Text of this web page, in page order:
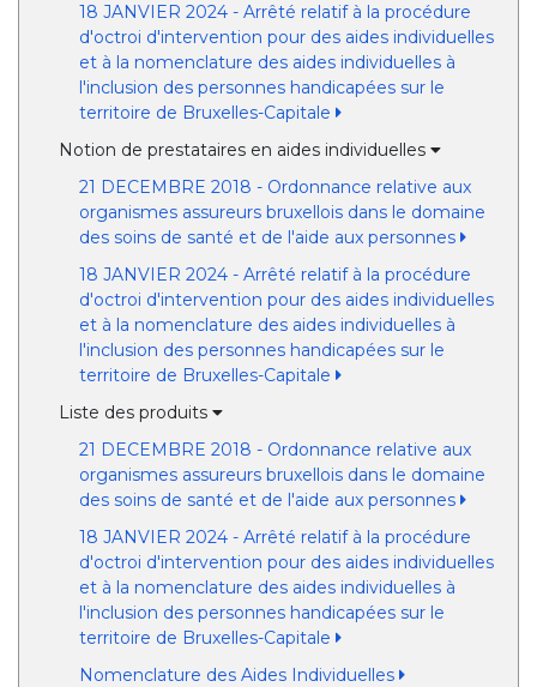
18 JANVIER 2024 - Arrêté relatif à la procédure
d'octroi d'intervention pour des aides individuelles
et à la nomenclature des aides individuelles à
l'inclusion des personnes handicapées sur le
territoire de Bruxelles-Capitale
Notion de prestataires en aides individuelles
21 DECEMBRE 2018 - Ordonnance relative aux
organismes assureurs bruxellois dans le domaine
des soins de santé et de l'aide aux personnes
18 JANVIER 2024 - Arrêté relatif à la procédure
d'octroi d'intervention pour des aides individuelles
et à la nomenclature des aides individuelles à
l'inclusion des personnes handicapées sur le
territoire de Bruxelles-Capitale
Liste des produits
21 DECEMBRE 2018 - Ordonnance relative aux
organismes assureurs bruxellois dans le domaine
des soins de santé et de l'aide aux personnes
18 JANVIER 2024 - Arrêté relatif à la procédure
d'octroi d'intervention pour des aides individuelles
et à la nomenclature des aides individuelles à
l'inclusion des personnes handicapées sur le
territoire de Bruxelles-Capitale
Nomenclature des Aides Individuelles